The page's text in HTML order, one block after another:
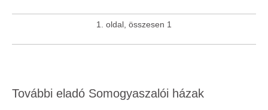
1. oldal, összesen 1
További eladó Somogyaszalói házak